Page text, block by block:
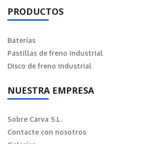
PRODUCTOS
Baterías
Pastillas de freno industrial
Disco de freno industrial
NUESTRA EMPRESA
Sobre Carva S.L.
Contacte con nosotros